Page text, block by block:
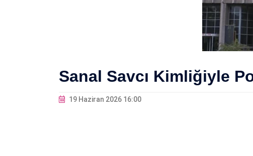
Sanal Savcı Kimliğiyle
19 Haziran 2026 16:00